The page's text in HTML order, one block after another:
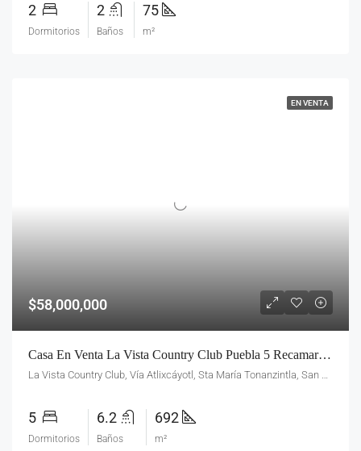
2
Dormitorios
2
Baños
75
m²
EN VENTA
$58,000,000
Casa En Venta La Vista Country Club Puebla 5 Recamaras-Campo De Golf
La Vista Country Club, Vía Atlixcáyotl, Sta María Tonanzintla, San Andrés Cholula, Pue., México
5
Dormitorios
6.2
Baños
692
m²